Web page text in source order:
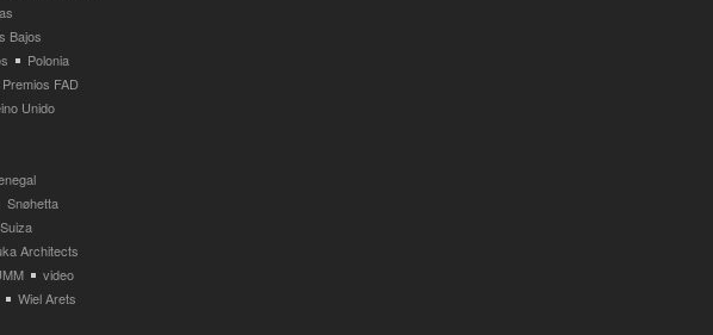
Bajos
Polonia
Premios FAD
Unido
Snøhetta
Suiza
Architects
video
Wiel Arets